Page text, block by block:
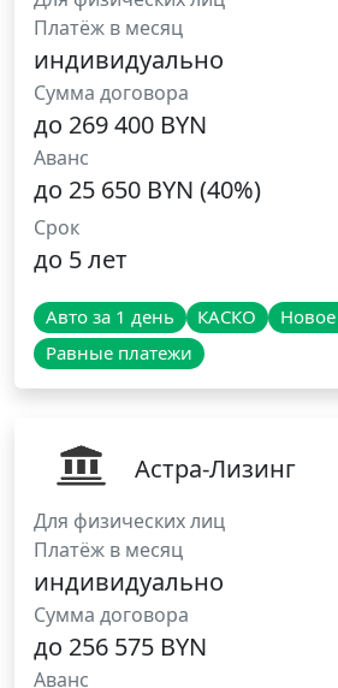
Платёж в месяц
индивидуально
Сумма договора
до 269 400 BYN
Аванс
до 25 650 BYN (40%)
Срок
до 5 лет
Авто за 1 день КАСКО
Новое
Равные платежи
Астра-Лизинг
Для физических лиц
Платёж в месяц
индивидуально
Сумма договора
до 256 575 BYN
Аванс